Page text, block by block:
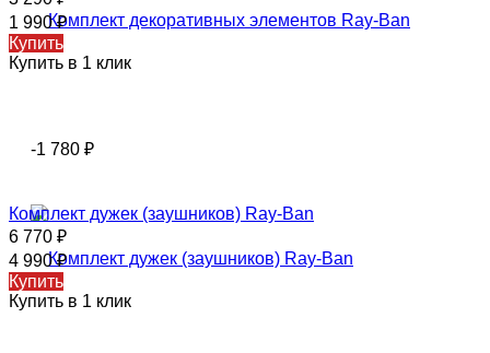
1 990₽
Купить
Купить в 1 клик
-1 780 ₽
Комплект дужек (заушников) Ray-Ban
6 770 ₽
4 990₽
Купить
Купить в 1 клик